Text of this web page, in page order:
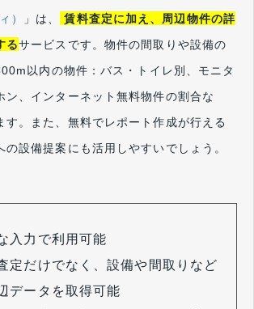
） 」は、
賃料査定に加え、周辺物件の詳
るサービスです。物件の間取りや設備の
以内の物件：バス・トイレ別、モニタ
ン、インターネット無料物件の割合な
す。また、無料でレポート作成が行える
の設備提案にも活用しやすいでしょう。
入力で利用可能
定だけでなく、設備や間取りなど
データを取得可能